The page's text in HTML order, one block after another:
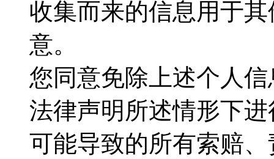
收集而来的信息用于
意。
您同意免除上述个人
法律声明所述情形下
可能导致的所有索赔